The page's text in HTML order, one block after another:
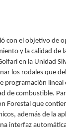
con el objetivo de
y la calidad de
en la Unidad
los rodales que
lineal
de combustible.
Forestal que
además de la
interfaz